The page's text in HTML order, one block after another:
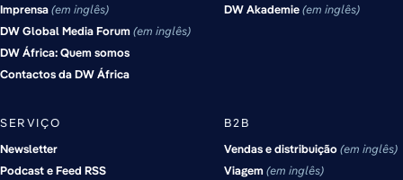
Imprensa em inglês
DW Global Media Forum em inglês
DW África: Quem somos
Contactos da DW África
DW Akademie em inglês
SERVIÇO
Newsletter
Podcast e Feed RSS
B2B
Vendas e distribuição em inglês
Viagem em inglês